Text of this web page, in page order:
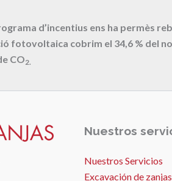
d’incentius ens ha permès
fotovoltaica cobrim el 34,6 % del
CO2.
Nuestros
Nuestros Servicios
Excavación de